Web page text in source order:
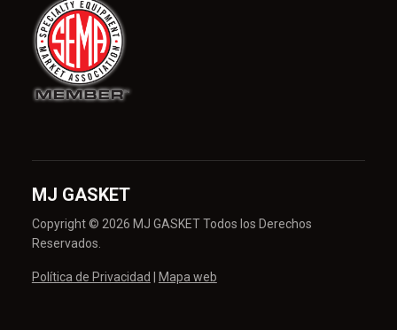
MJ GASKET
Copyright © 2026 MJ GASKET Todos los Derechos
Reservados.
Política de Privacidad Mapa web